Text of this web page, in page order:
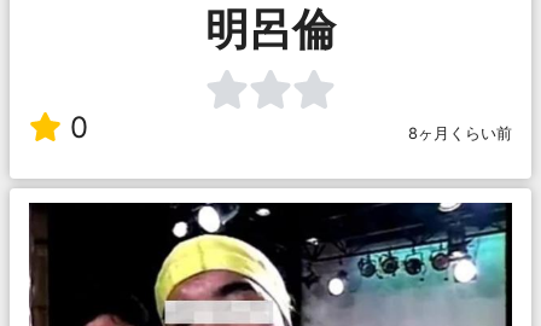
明呂倫
0 8ヶ月くらい前